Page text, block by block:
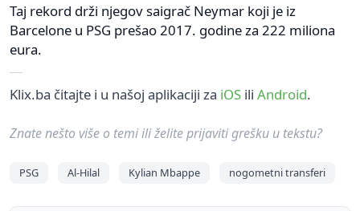
Taj rekord drži njegov saigrač Neymar koji je iz
Barcelone u PSG prešao 2017. godine za 222 miliona
eura.
Klix.ba čitajte i u našoj aplikaciji za iOS ili Android.
Znate nešto više o temi ili želite prijaviti grešku u tekstu?
PSG Al-Hilal Kylian Mbappe nogometni transferi